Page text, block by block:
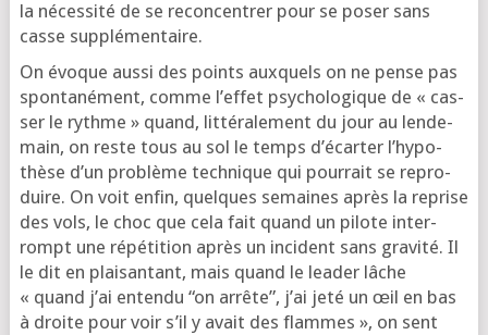
la néces­si­té de se recon­cen­trer pour se poser sans
casse supplémentaire.
On évoque aus­si des points aux­quels on ne pense pas
spon­ta­né­ment, comme l’ef­fet psy­cho­lo­gique de « cas­
ser le rythme » quand, lit­té­ra­le­ment du jour au len­de­
main, on reste tous au sol le temps d’é­car­ter l’hy­po­
thèse d’un pro­blème tech­nique qui pour­rait se repro­
duire. On voit enfin, quelques semaines après la reprise
des vols, le choc que cela fait quand un pilote inter­
rompt une répé­ti­tion après un inci­dent sans gra­vi­té. Il
le dit en plai­san­tant, mais quand le lea­der lâche
« quand j’ai enten­du “on arrête”, j’ai jeté un œil en bas
à droite pour voir s’il y avait des flammes », on sent